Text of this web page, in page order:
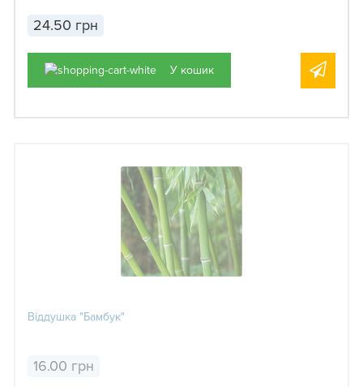
24.50 грн
У кошик
Віддушка "Бамбук"
16.00 грн